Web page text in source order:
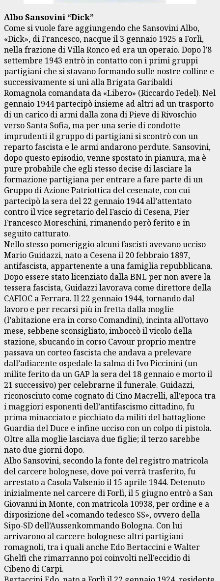
Albo Sansovini “Dick”
Come si vuole fare aggiungendo che Sansovini Albo,
«Dick», di Francesco, nacque il 3 gennaio 1925 a Forlì,
nella frazione di Villa Ronco ed era un operaio. Dopo l’8
settembre 1943 entrò in contatto con i primi gruppi
partigiani che si stavano formando sulle nostre colline e
successivamente si unì alla Brigata Garibaldi
Romagnola comandata da «Libero» (Riccardo Fedel). Nel
gennaio 1944 partecipò insieme ad altri ad un trasporto
di un carico di armi dalla zona di Pieve di Rivoschio
verso Santa Sofia, ma per una serie di condotte
imprudenti il gruppo di partigiani si scontrò con un
reparto fascista e le armi andarono perdute. Sansovini,
dopo questo episodio, venne spostato in pianura, ma è
pure probabile che egli stesso decise di lasciare la
formazione partigiana per entrare a fare parte di un
Gruppo di Azione Patriottica del cesenate, con cui
partecipò la sera del 22 gennaio 1944 all’attentato
contro il vice segretario del Fascio di Cesena, Pier
Francesco Moreschini, rimanendo però ferito e in
seguito catturato.
Nello stesso pomeriggio alcuni fascisti avevano ucciso
Mario Guidazzi, nato a Cesena il 20 febbraio 1897,
antifascista, appartenente a una famiglia repubblicana.
Dopo essere stato licenziato dalla BNL per non avere la
tessera fascista, Guidazzi lavorava come direttore della
CAFIOC a Ferrara. Il 22 gennaio 1944, tornando dal
lavoro e per recarsi più in fretta dalla moglie
(l’abitazione era in corso Comandini), incinta all’ottavo
mese, sebbene sconsigliato, imboccò il vicolo della
stazione, sbucando in corso Cavour proprio mentre
passava un corteo fascista che andava a prelevare
dall’adiacente ospedale la salma di Ivo Piccinini (un
milite ferito da un GAP la sera del 18 gennaio e morto il
21 successivo) per celebrarne il funerale. Guidazzi,
riconosciuto come cognato di Cino Macrelli, all’epoca tra
i maggiori esponenti dell’antifascismo cittadino, fu
prima minacciato e picchiato da militi del battaglione
Guardia del Duce e infine ucciso con un colpo di pistola.
Oltre alla moglie lasciava due figlie; il terzo sarebbe
nato due giorni dopo.
Albo Sansovini, secondo la fonte del registro matricola
del carcere bolognese, dove poi verrà trasferito, fu
arrestato a Casola Valsenio il 15 aprile 1944. Detenuto
inizialmente nel carcere di Forlì, il 5 giugno entrò a San
Giovanni in Monte, con matricola 10938, per ordine e a
disposizione del «comando tedesco SS», ovvero della
Sipo-SD dell’Aussenkommando Bologna. Con lui
arrivarono al carcere bolognese altri partigiani
romagnoli, tra i quali anche Edo Bertaccini e Walter
Ghelfi che rimarranno poi coinvolti nell’eccidio di
Cibeno di Carpi.